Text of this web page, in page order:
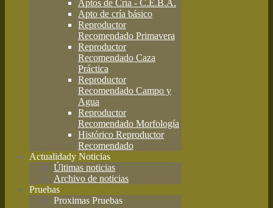
Aptos de Cría - C.E.B.A.
Apto de cría básico
Reproductor
Recomendado Primavera
Reproductor
Recomendado Caza
Práctica
Reproductor
Recomendado Campo y
Agua
Reproductor
Recomendado Morfología
Histórico Reproductor
Recomendado
Actualidady Noticias
Últimas noticias
Archivo de noticias
Pruebas
Proximas Pruebas